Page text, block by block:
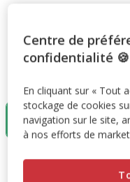
43cm
6.00€
Prix 6.00€
6.00€
Centre de
confidentialité 🍪
En cliquant sur « Tout
stockage de cookies
navigation sur le site,
à nos efforts de